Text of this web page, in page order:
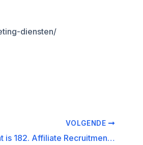
diensten/
VOLGENDE
Wat is 182. Affiliate Recruitment Content?